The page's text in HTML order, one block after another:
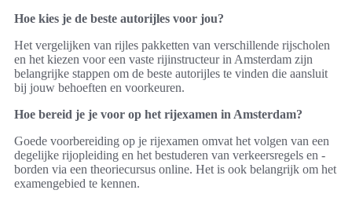
Hoe kies je de beste autorijles voor jou?
Het vergelijken van rijles pakketten van verschillende rijscholen
en het kiezen voor een vaste rijinstructeur in Amsterdam zijn
belangrijke stappen om de beste autorijles te vinden die aansluit
bij jouw behoeften en voorkeuren.
Hoe bereid je je voor op het rijexamen in Amsterdam?
Goede voorbereiding op je rijexamen omvat het volgen van een
degelijke rijopleiding en het bestuderen van verkeersregels en -
borden via een theoriecursus online. Het is ook belangrijk om het
examengebied te kennen.